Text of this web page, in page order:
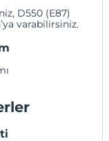
D550 (E87)
varabilirsiniz.